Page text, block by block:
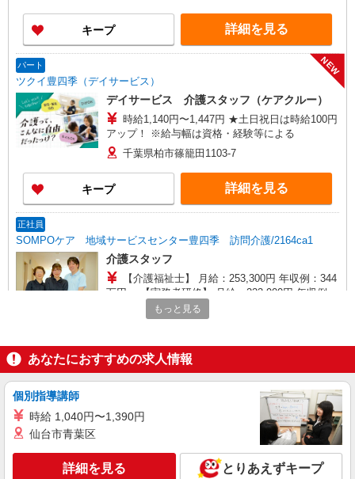
による
キープ 詳細を見る
パート
ツクイ豊四季（デイサービス）
NEW
デイサービス 介護スタッフ（ケアクルー）
時給1,140円〜1,447円 ★土日祝日は時給100円
アップ！ ※給与幅は資格・経験等による
千葉県柏市篠籠田1103-7
キープ 詳細を見る
正社員
SOMPOケア 地域サービスセンター豊四季 訪問介護/2164ca1
介護スタッフ
【介護福祉士】 月給：253,300円 年収例：344
万円〜 【実務者研修】 月給：223,900円 年収例：
306万円〜 【初任者研修】 月給：218,400円 年収
例：300万円〜 ※職務手当、働きがい向上手当、
れる手当を含みます。 ※介護福祉士のみ、特別職
務手当も含む ◎残業時は別途時間外手当支給（超
過1分〜） ◎賞与 基本給2.08ヶ月分/年支給
千葉県柏市豊四季283-1 【そんぽの家S 豊
キープ
正社員
SOMPOケア 柏高柳 訪問介護/5192ca1
【介護福祉士】 月給：241,800円 年収例：330
万円〜 【実務者研修】 月給：212,400円 年収例：
もっと見る
あなたにおすすめの求人情報
個別指導講師
時給 1,040円〜1,390円
仙台市青葉区
詳細を見る とりあえずキープ